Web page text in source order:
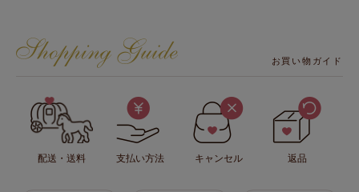
お買い物ガイド
配送・送料 支払い方法 キャンセル 返品